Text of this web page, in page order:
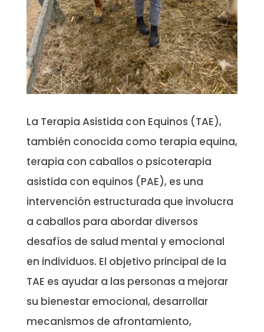
La Terapia Asistida con Equinos (TAE),
también conocida como terapia equina,
terapia con caballos o psicoterapia
asistida con equinos (PAE), es una
intervención estructurada que involucra
a caballos para abordar diversos
desafíos de salud mental y emocional
en individuos. El objetivo principal de la
TAE es ayudar a las personas a mejorar
su bienestar emocional, desarrollar
mecanismos de afrontamiento,